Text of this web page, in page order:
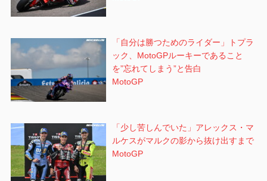
「自分は勝つためのライダー」トプラ
ック、MotoGPルーキーであること
を”忘れてしまう”と告白
MotoGP
「少し苦しんでいた」アレックス・マ
ルケスがマルクの影から抜け出すまで
MotoGP